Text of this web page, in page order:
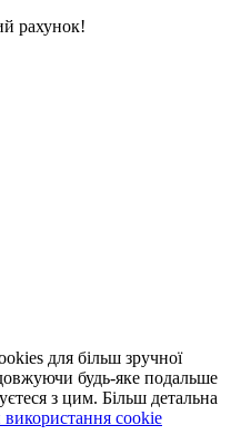
рахунок!
для більш зручної
будь-яке подальше
з цим. Більш детальна
використання cookie